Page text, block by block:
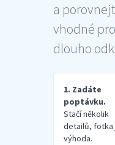
a
vhodné
dlouho
1. Zadáte
poptávku.
Stačí několik
detailů, fotka
výhoda.